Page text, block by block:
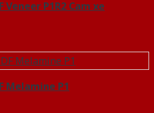
Veneer P1R2 Cam xe
Melamine P1